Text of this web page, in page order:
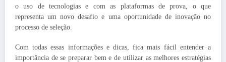
o uso de tecnologias e com as plataformas de prova, o que
representa um novo desafio e uma oportunidade de inovação no
processo de seleção.
Com todas essas informações e dicas, fica mais fácil entender a
importância de se preparar bem e de utilizar as melhores estratégias